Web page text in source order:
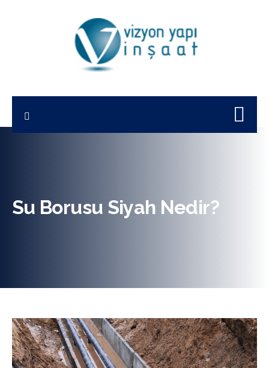
Su Borusu Siyah Nedir?